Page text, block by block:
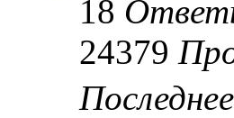
18
24379